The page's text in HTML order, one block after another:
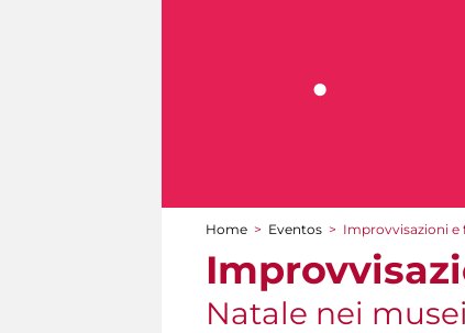
You are here
Home > Eventos > Improvvisazioni e
Natale nei